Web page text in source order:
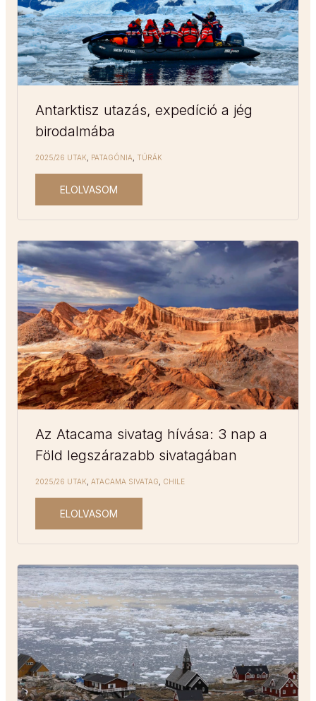
Antarktisz utazás, expedíció a jég
birodalmába
2025/26 UTAK PATAGÓNIA TÚRÁK
ELOLVASOM
Az Atacama sivatag hívása: 3 nap a
Föld legszárazabb sivatagában
2025/26 UTAK ATACAMA SIVATAG CHILE
ELOLVASOM